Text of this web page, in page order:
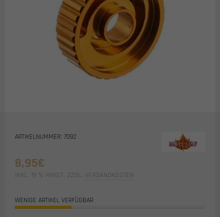
ARTIKELNUMMER: 7092
8,95€
INKL. 19 % MWST. ZZGL. VERSANDKOSTEN
WENIGE ARTIKEL VERFÜGBAR